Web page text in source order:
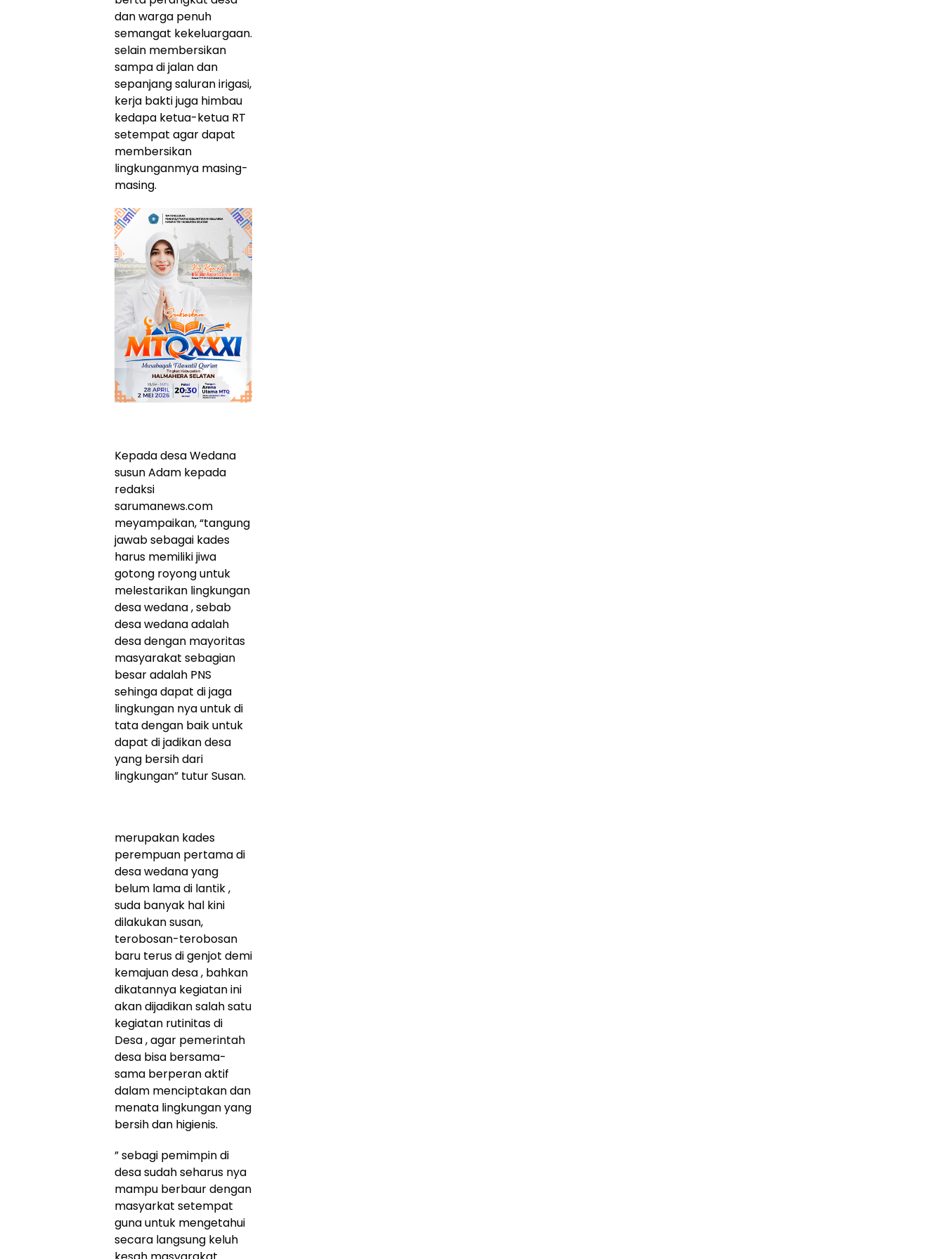
dan warga penuh
semangat kekeluargaan.
selain membersikan
sampa di jalan dan
sepanjang saluran irigasi,
kerja bakti juga himbau
kedapa ketua-ketua RT
setempat agar dapat
membersikan
lingkunganmya masing-
masing.
Kepada desa Wedana
susun Adam kepada
redaksi
sarumanews.com
meyampaikan, “tangung
jawab sebagai kades
harus memiliki jiwa
gotong royong untuk
melestarikan lingkungan
desa wedana , sebab
desa wedana adalah
desa dengan mayoritas
masyarakat sebagian
besar adalah PNS
sehinga dapat di jaga
lingkungan nya untuk di
tata dengan baik untuk
dapat di jadikan desa
yang bersih dari
lingkungan” tutur Susan.
merupakan kades
perempuan pertama di
desa wedana yang
belum lama di lantik ,
suda banyak hal kini
dilakukan susan,
terobosan-terobosan
baru terus di genjot demi
kemajuan desa , bahkan
dikatannya kegiatan ini
akan dijadikan salah satu
kegiatan rutinitas di
Desa , agar pemerintah
desa bisa bersama-
sama berperan aktif
dalam menciptakan dan
menata lingkungan yang
bersih dan higienis.
” sebagi pemimpin di
desa sudah seharus nya
mampu berbaur dengan
masyarkat setempat
guna untuk mengetahui
secara langsung keluh